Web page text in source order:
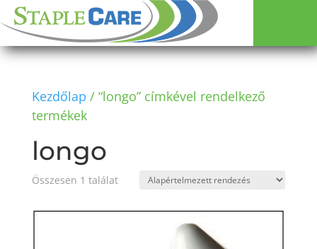
Kezdőlap / “longo” címkével rendelkező
termékek
longo
Összesen 1 találat